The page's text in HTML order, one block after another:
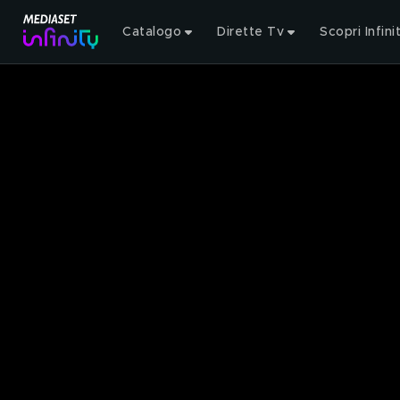
Catalogo Dirette Tv Scopri